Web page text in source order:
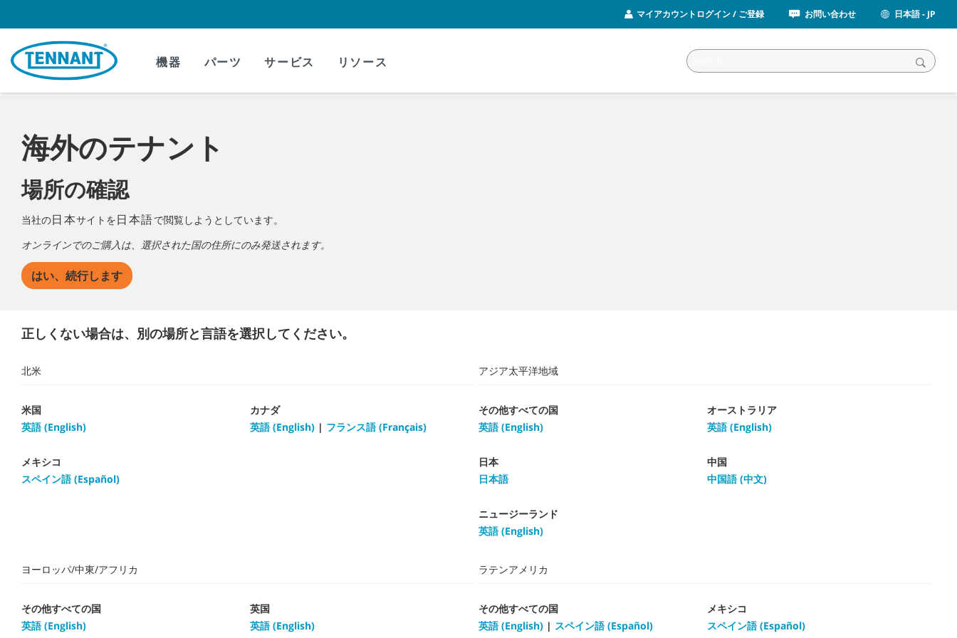
content
navigation
menu
マイアカウントログイン / ご登録 お問い合わせ 日本語 - JP
機器 パーツ サービス リソース
海外のテナント
場所の確認
当社の日本サイトを日本語で閲覧しようとしています。
オンラインでのご購入は、選択された国の住所にのみ発送されます。
はい、続行します
正しくない場合は、別の場所と言語を選択してください。
北米
米国
英語 (English)
カナダ
英語 (English) | フランス語 (Français)
メキシコ
スペイン語 (Español)
アジア太平洋地域
その他すべての国
英語 (English)
オーストラリア
英語 (English)
日本
日本語
中国
中国語 (中文)
ニュージーランド
英語 (English)
ヨーロッパ/中東/アフリカ
その他すべての国
英語 (English)
英国
英語 (English)
ラテンアメリカ
その他すべての国
英語 (English) | スペイン語 (Español)
メキシコ
スペイン語 (Español)